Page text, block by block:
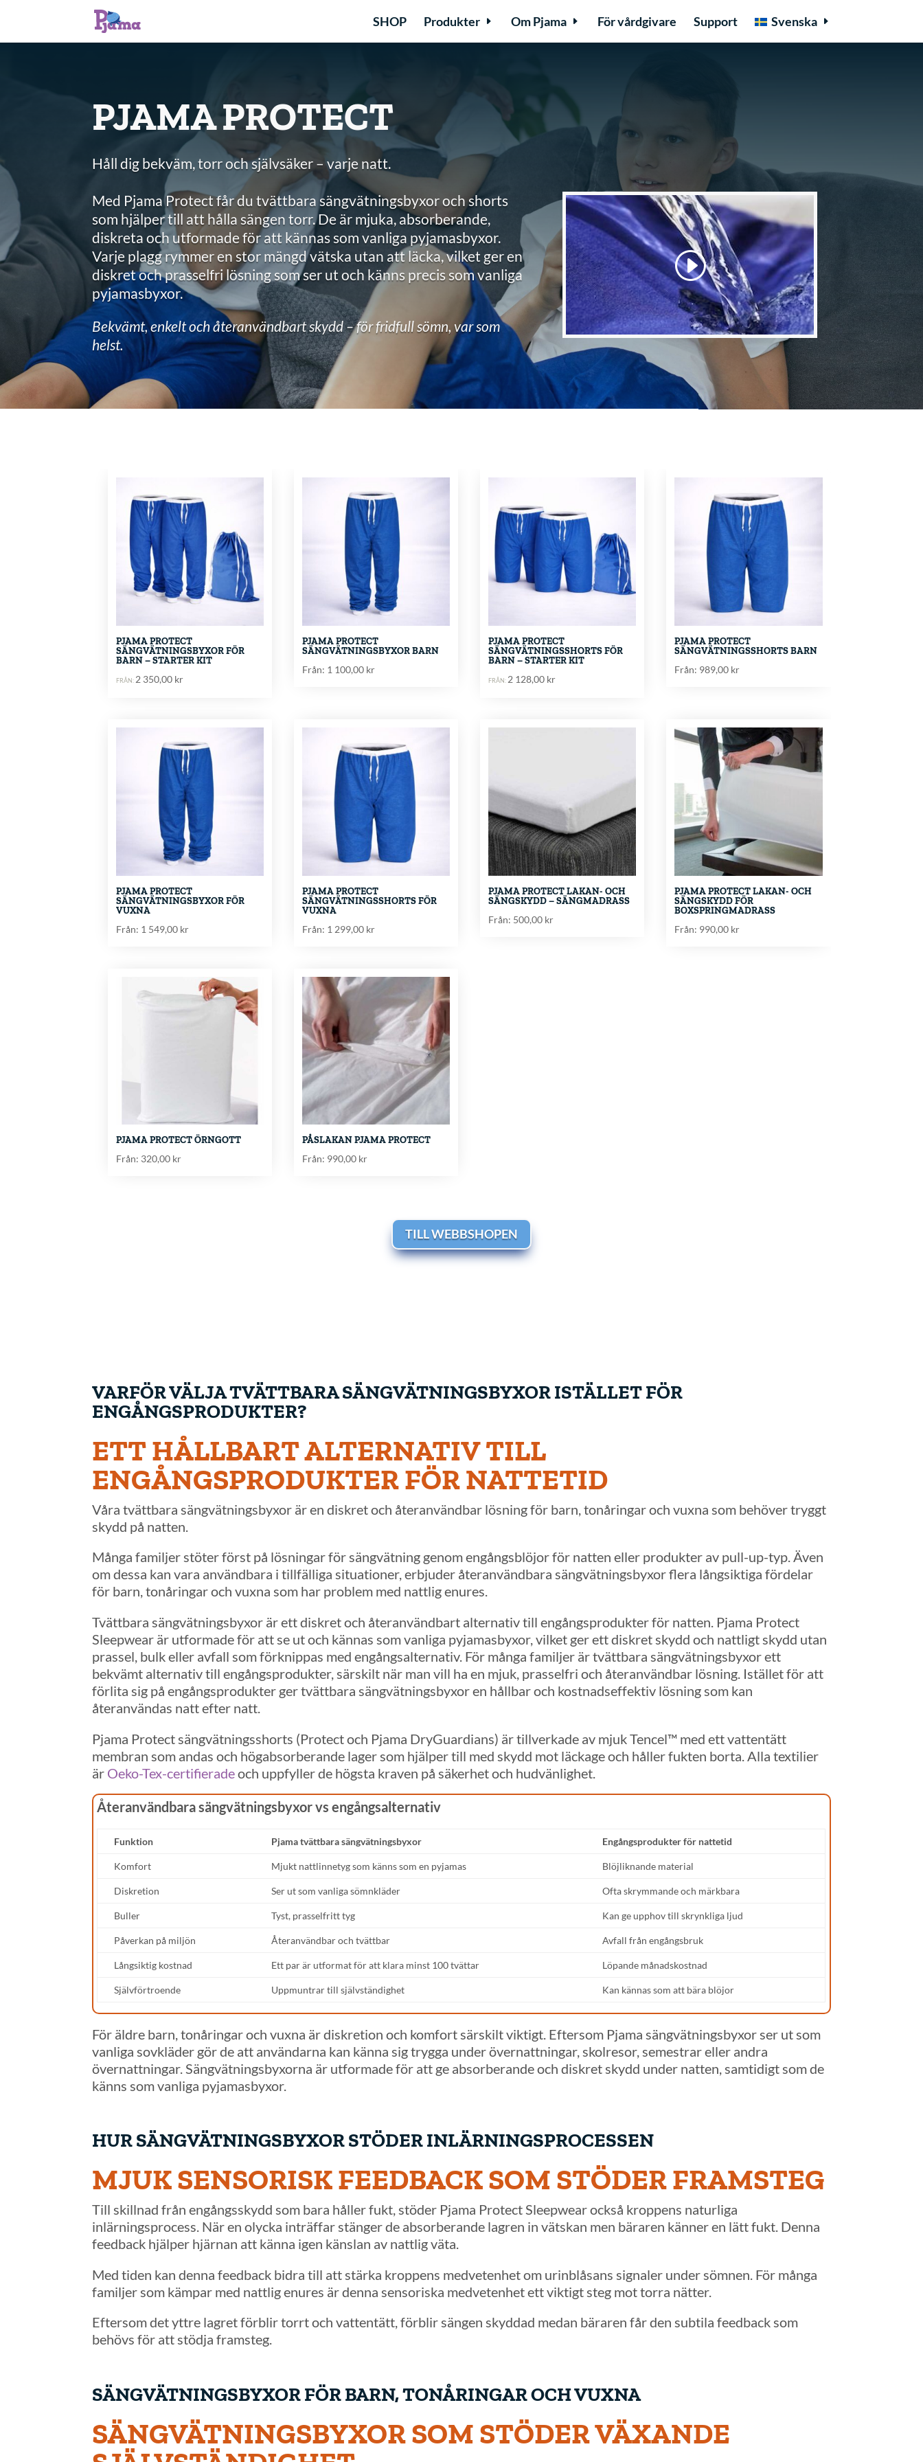
SHOP Produkter Om Pjama För vårdgivare Support Svenska
PJAMA PROTECT
Håll dig bekväm, torr och självsäker – varje natt.
Med Pjama Protect får du tvättbara sängvätningsbyxor och shorts
som hjälper till att hålla sängen torr. De är mjuka, absorberande,
diskreta och utformade för att kännas som vanliga pyjamasbyxor.
Varje plagg rymmer en stor mängd vätska utan att läcka, vilket ger en
diskret och prasselfri lösning som ser ut och känns precis som vanliga
pyjamasbyxor.
Bekvämt, enkelt och återanvändbart skydd – för fridfull sömn, var som
helst.
PJAMA PROTECT
SÄNGVÄTNINGSBYXOR FÖR
BARN – STARTER KIT
FRÅN: 2 350,00 kr
PJAMA PROTECT
SÄNGVÄTNINGSBYXOR BARN
Från: 1 100,00 kr
PJAMA PROTECT
SÄNGVÄTNINGSSHORTS FÖR
BARN – STARTER KIT
FRÅN: 2 128,00 kr
PJAMA PROTECT
SÄNGVÄTNINGSSHORTS BARN
Från: 989,00 kr
PJAMA PROTECT
SÄNGVÄTNINGSBYXOR FÖR
VUXNA
Från: 1 549,00 kr
PJAMA PROTECT
SÄNGVÄTNINGSSHORTS FÖR
VUXNA
Från: 1 299,00 kr
PJAMA PROTECT LAKAN- OCH
SÄNGSKYDD – SÄNGMADRASS
Från: 500,00 kr
PJAMA PROTECT LAKAN- OCH
SÄNGSKYDD FÖR
BOXSPRINGMADRASS
Från: 990,00 kr
PJAMA PROTECT ÖRNGOTT
Från: 320,00 kr
PÅSLAKAN PJAMA PROTECT
Från: 990,00 kr
TILL WEBBSHOPEN
VARFÖR VÄLJA TVÄTTBARA SÄNGVÄTNINGSBYXOR ISTÄLLET FÖR
ENGÅNGSPRODUKTER?
ETT HÅLLBART ALTERNATIV TILL
ENGÅNGSPRODUKTER FÖR NATTETID
Våra tvättbara sängvätningsbyxor är en diskret och återanvändbar lösning för barn, tonåringar och vuxna som behöver tryggt
skydd på natten.
Många familjer stöter först på lösningar för sängvätning genom engångsblöjor för natten eller produkter av pull-up-typ. Även
om dessa kan vara användbara i tillfälliga situationer, erbjuder återanvändbara sängvätningsbyxor flera långsiktiga fördelar
för barn, tonåringar och vuxna som har problem med nattlig enures.
Tvättbara sängvätningsbyxor är ett diskret och återanvändbart alternativ till engångsprodukter för natten. Pjama Protect
Sleepwear är utformade för att se ut och kännas som vanliga pyjamasbyxor, vilket ger ett diskret skydd och nattligt skydd utan
prassel, bulk eller avfall som förknippas med engångsalternativ. För många familjer är tvättbara sängvätningsbyxor ett
bekvämt alternativ till engångsprodukter, särskilt när man vill ha en mjuk, prasselfri och återanvändbar lösning. Istället för att
förlita sig på engångsprodukter ger tvättbara sängvätningsbyxor en hållbar och kostnadseffektiv lösning som kan
återanvändas natt efter natt.
Pjama Protect sängvätningsshorts (Protect och Pjama DryGuardians) är tillverkade av mjuk Tencel™ med ett vattentätt
membran som andas och högabsorberande lager som hjälper till med skydd mot läckage och håller fukten borta. Alla textilier
är Oeko-Tex-certifieradeoch uppfyller de högsta kraven på säkerhet och hudvänlighet.
Återanvändbara sängvätningsbyxor vs engångsalternativ
Funktion Pjama tvättbara sängvätningsbyxor Engångsprodukter för nattetid
Komfort Mjukt nattlinnetyg som känns som en pyjamas Blöjliknande material
Diskretion Ser ut som vanliga sömnkläder Ofta skrymmande och märkbara
Buller Tyst, prasselfritt tyg Kan ge upphov till skrynkliga ljud
Påverkan på miljön Återanvändbar och tvättbar Avfall från engångsbruk
Långsiktig kostnad Ett par är utformat för att klara minst 100 tvättar Löpande månadskostnad
Självförtroende Uppmuntrar till självständighet Kan kännas som att bära blöjor
För äldre barn, tonåringar och vuxna är diskretion och komfort särskilt viktigt. Eftersom Pjama sängvätningsbyxor ser ut som
vanliga sovkläder gör de att användarna kan känna sig trygga under övernattningar, skolresor, semestrar eller andra
övernattningar. Sängvätningsbyxorna är utformade för att ge absorberande och diskret skydd under natten, samtidigt som de
känns som vanliga pyjamasbyxor.
HUR SÄNGVÄTNINGSBYXOR STÖDER INLÄRNINGSPROCESSEN
MJUK SENSORISK FEEDBACK SOM STÖDER FRAMSTEG
Till skillnad från engångsskydd som bara håller fukt, stöder Pjama Protect Sleepwear också kroppens naturliga
inlärningsprocess. När en olycka inträffar stänger de absorberande lagren in vätskan men bäraren känner en lätt fukt. Denna
feedback hjälper hjärnan att känna igen känslan av nattlig väta.
Med tiden kan denna feedback bidra till att stärka kroppens medvetenhet om urinblåsans signaler under sömnen. För många
familjer som kämpar med nattlig enures är denna sensoriska medvetenhet ett viktigt steg mot torra nätter.
Eftersom det yttre lagret förblir torrt och vattentätt, förblir sängen skyddad medan bäraren får den subtila feedback som
behövs för att stödja framsteg.
SÄNGVÄTNINGSBYXOR FÖR BARN, TONÅRINGAR OCH VUXNA
SÄNGVÄTNINGSBYXOR SOM STÖDER VÄXANDE